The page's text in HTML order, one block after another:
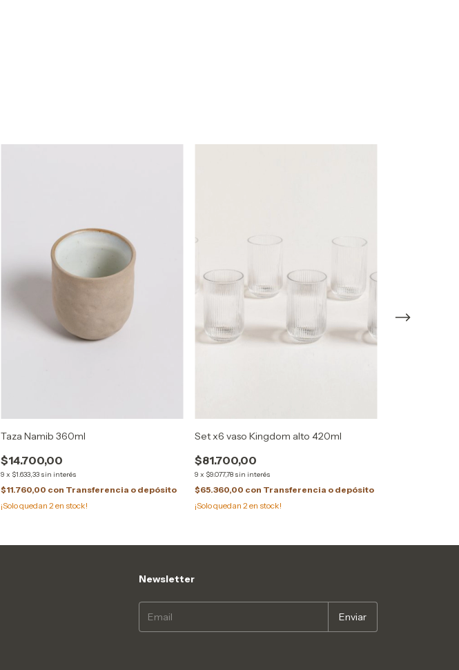
Taza Namib 360ml
$14.700,00
9 x $1.633,33 sin interés
$11.760,00 con Transferencia o depósito
¡Solo quedan 2 en stock!
Set x6 vaso Kingdom alto 420ml
$81.700,00
9 x $9.077,78 sin interés
$65.360,00 con Transferencia o depósito
¡Solo quedan 2 en stock!
Newsletter